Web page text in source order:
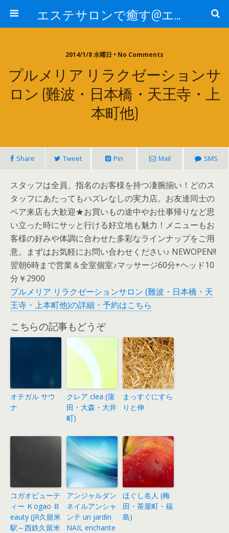
エステサロンで癒す@エステ～全国エステ情報
2014/1/8 水曜日 • No Comments
プルメリア リラクゼーションサ
ロン (難波・日本橋・天王寺・上
本町他)
Share Tweet Pin Mail SMS
スタッフは全員、指名のお客様を持つ凄腕揃い！どのス
タッフにあたってもハズレなしの実力店。お友達同士の
ペア来店も大歓迎★お買いもの途中やお仕事帰りなど思
い立った時にサッと行ける好立地も魅力！メニューもお
客様の好みや体調に合わせた多彩なラインナップをご用
意。まずはお気軽にお問い合わせください♪ NEWOPEN!!
翌朝6時まで営業＆全室個室♪マッサージ60分+ヘッド10
分￥2900
プルメリア リラクゼーションサロン (難波・日本橋・天
王寺・上本町他)の詳細・予約はこちら
こちらの記事もどうぞ
オテガル サウ
ナ
クレア clea (蒲
田・大森・大井
町)
まっすぐにすら
りと伸
コガオビューテ
ィー Ｋogao Ｂ
eauty (JR久留米
駅～西鉄久留米
アンジャルダン
ネイルアンシャ
ンテ un jardin
NAIL enchante
ほぐし名人 (梅
田・茶屋町・福
島)